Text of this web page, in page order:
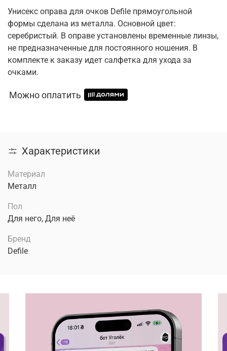
Унисекс оправа для очков Defile прямоугольной
формы сделана из металла. Основной цвет:
серебристый. В оправе установлены временные линзы,
не предназначенные для постоянного ношения. В
комплекте к заказу идет салфетка для ухода за
очками.
Можно оплатить
Характеристики
Материал
Металл
Пол
Для него, Для неё
Бренд
Defile